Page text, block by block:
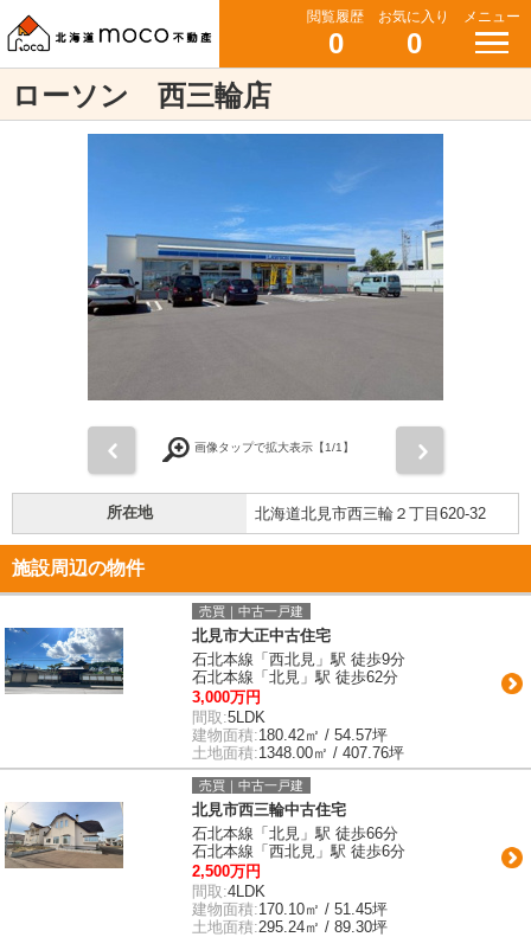
閲覧履歴
0
お気に入り
0
メニュー
ローソン 西三輪店
画像タップで拡大表示【1/1】
所在地 北海道北見市西三輪２丁目620-32
施設周辺の物件
売買｜中古一戸建
北見市大正中古住宅
石北本線「西北見」駅 徒歩9分
石北本線「北見」駅 徒歩62分
3,000万円
間取:5LDK
建物面積:180.42㎡ / 54.57坪
土地面積:1348.00㎡ / 407.76坪
売買｜中古一戸建
北見市西三輪中古住宅
石北本線「北見」駅 徒歩66分
石北本線「西北見」駅 徒歩6分
2,500万円
間取:4LDK
建物面積:170.10㎡ / 51.45坪
土地面積:295.24㎡ / 89.30坪